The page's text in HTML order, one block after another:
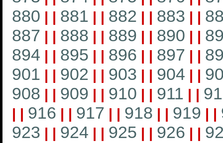
880 | | 881 | | 882 | | 883 | |
887 | | 888 | | 889 | | 890 | |
894 | | 895 | | 896 | | 897 | |
901 | | 902 | | 903 | | 904 | |
908 | | 909 | | 910 | | 911 | |
| | 916 | | 917 | | 918 | | 919 | |
923 | | 924 | | 925 | | 926 | |